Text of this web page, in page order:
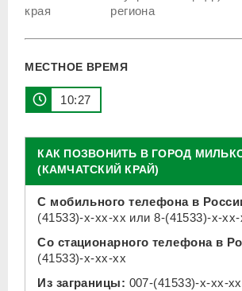
края
региона
МЕСТНОЕ ВРЕМЯ
10 27
КАК ПОЗВОНИТЬ В ГОРОД
(КАМЧАТСКИЙ КРАЙ)
С мобильного телефона в
(41533)-x-xx-xx или8-(41533)-x-xx-
Со стационарного телефона в
(41533)-x-xx-xx
Из заграницы: 007-(41533)-x-xx-xx